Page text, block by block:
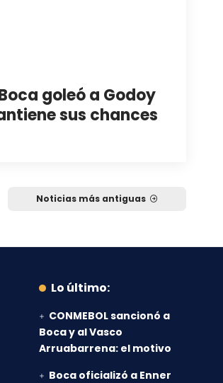
goleó a Godoy
sus chances
Noticias más antiguas
Lo último:
CONMEBOL sancionó a
Boca y al Vasco
Arruabarrena: el motivo
Boca oficializó a Enner